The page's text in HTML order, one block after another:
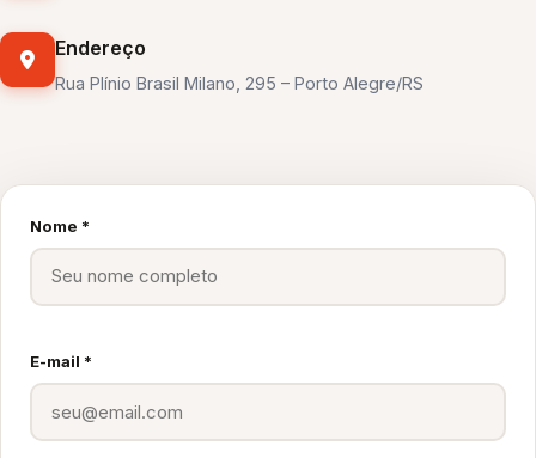
Endereço
Rua Plínio Brasil Milano, 295 – Porto Alegre/RS
Nome *
E-mail *